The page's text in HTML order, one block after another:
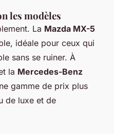
les modèles
La Mazda MX-5
idéale pour ceux qui
sans se ruiner. À
la Mercedes-Benz
gamme de prix plus
de luxe et de